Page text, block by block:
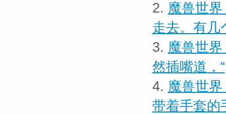
2. 魔兽世
走去。有几
3. 魔兽世
然插嘴道，“
4. 魔兽世
带着手套的